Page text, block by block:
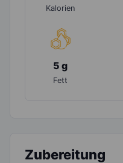
Kalorien
5 g
Fett
Zubereitung